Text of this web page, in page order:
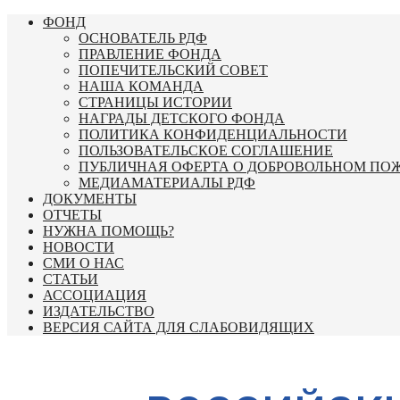
Перейти
содержимому
ФОНД
ОСНОВАТЕЛЬ РДФ
ПРАВЛЕНИЕ ФОНДА
ПОПЕЧИТЕЛЬСКИЙ СОВЕТ
НАША КОМАНДА
СТРАНИЦЫ ИСТОРИИ
НАГРАДЫ ДЕТСКОГО ФОНДА
ПОЛИТИКА КОНФИДЕНЦИАЛЬНОСТИ
ПОЛЬЗОВАТЕЛЬСКОЕ СОГЛАШЕНИЕ
ПУБЛИЧНАЯ ОФЕРТА О ДОБРОВОЛЬНОМ
МЕДИАМАТЕРИАЛЫ РДФ
ДОКУМЕНТЫ
ОТЧЕТЫ
НУЖНА ПОМОЩЬ?
НОВОСТИ
СМИ О НАС
СТАТЬИ
АССОЦИАЦИЯ
ИЗДАТЕЛЬСТВО
ВЕРСИЯ САЙТА ДЛЯ СЛАБОВИДЯЩИХ